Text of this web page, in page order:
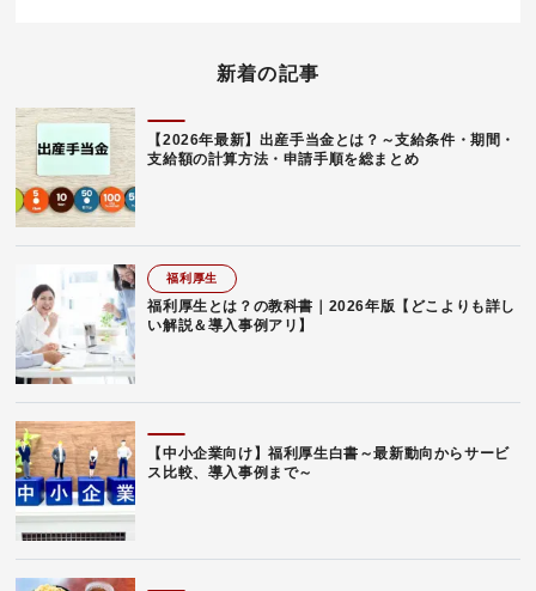
新着の記事
【2026年最新】出産手当金とは？～支給条件・期間・
支給額の計算方法・申請手順を総まとめ
福利厚生
福利厚生とは？の教科書｜2026年版【どこよりも詳し
い解説＆導入事例アリ】
【中小企業向け】福利厚生白書～最新動向からサービ
ス比較、導入事例まで～